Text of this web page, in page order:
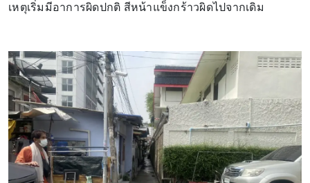
เหตุเริ่มมีอาการผิดปกติ สีหน้าแข็งกร้าวผิดไปจากเดิม